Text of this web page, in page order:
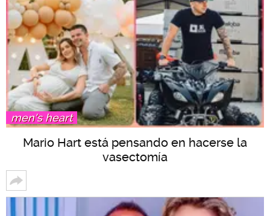
men's heart
Mario Hart está pensando en hacerse la
vasectomía